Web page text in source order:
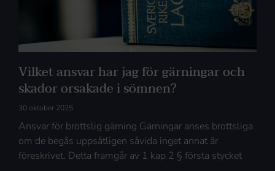
Vilket ansvar har jag för gärningar och
skador orsakade i sömnen?
30 oktober 2025
Ansvar för brottslig gärning Gärningar anses brottsliga
om de begås uppsåtligen såvida inget annat är
föreskrivet. Detta framgår av 1 kap 2 § första stycket